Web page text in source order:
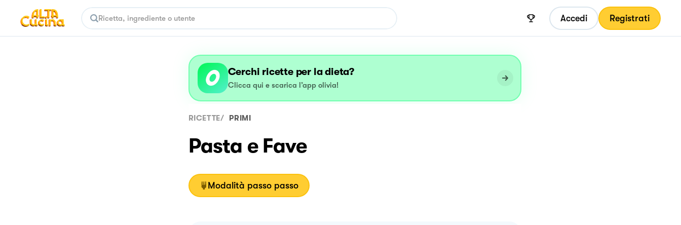
Accedi Registrati
Cerchi ricette per la dieta?
Clicca qui e scarica l’app olivia!
RICETTE/ PRIMI
Pasta e Fave
Modalità passo passo